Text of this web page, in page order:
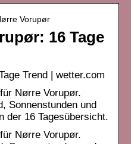
Vorupør
16 Tage
Trend | wetter.com
Nørre Vorupør.
Sonnenstunden und
der 16 Tagesübersicht.
Nørre Vorupør.